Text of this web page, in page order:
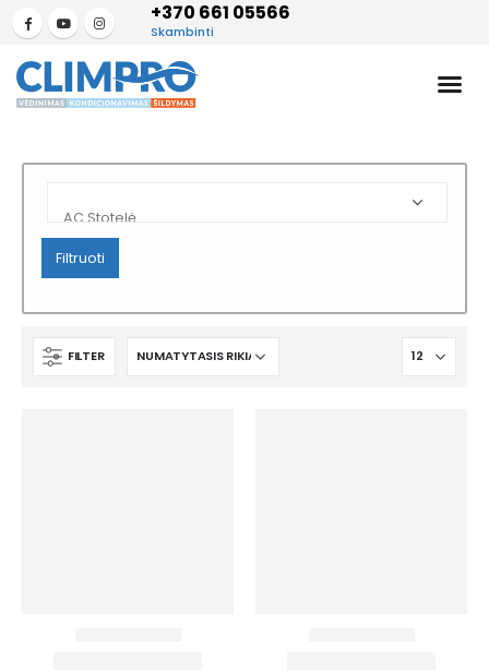
+370 661 05566
Skambinti
Filtruoti
FILTER